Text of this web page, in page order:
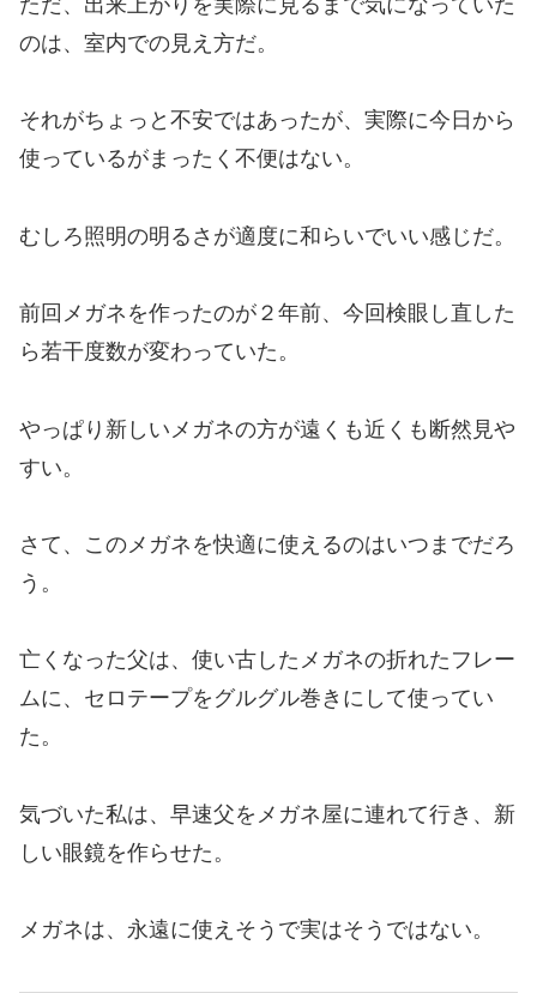
ただ、出来上がりを実際に見るまで気になっていた
のは、室内での見え方だ。
それがちょっと不安ではあったが、実際に今日から
使っているがまったく不便はない。
むしろ照明の明るさが適度に和らいでいい感じだ。
前回メガネを作ったのが２年前、今回検眼し直した
ら若干度数が変わっていた。
やっぱり新しいメガネの方が遠くも近くも断然見や
すい。
さて、このメガネを快適に使えるのはいつまでだろ
う。
亡くなった父は、使い古したメガネの折れたフレー
ムに、セロテープをグルグル巻きにして使ってい
た。
気づいた私は、早速父をメガネ屋に連れて行き、新
しい眼鏡を作らせた。
メガネは、永遠に使えそうで実はそうではない。